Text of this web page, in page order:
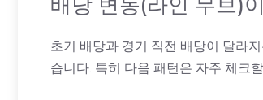
초기 배당과 경기 직전 배당이 달라
습니다. 특히 다음 패턴은 자주 체크